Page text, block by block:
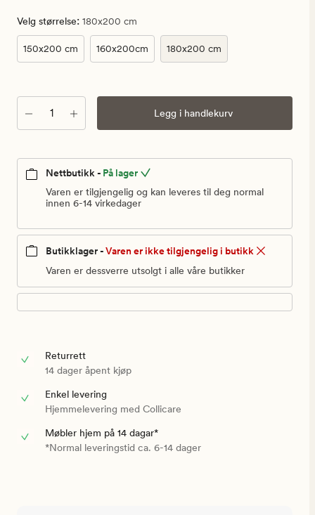
999,90
kr
Velg størrelse: 180x200 cm
150x200 cm 160x200cm 180x200 cm
Antall Legg i handlekurv
Nettbutikk - På lager
Varen er tilgjengelig og kan leveres til deg normal
innen 6-14 virkedager
Butikklager -Varen er ikke tilgjengelig i butikk
Varen er dessverre utsolgt i alle våre butikker
Returrett
14 dager åpent kjøp
Enkel levering
Hjemmelevering med Collicare
Møbler hjem på 14 dagar*
*Normal leveringstid ca. 6-14 dager